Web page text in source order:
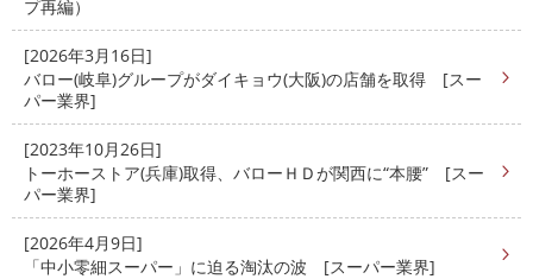
プ再編）
[2026年3月16日]
バロー(岐阜)グループがダイキョウ(大阪)の店舗を取得 [スー
パー業界]
[2023年10月26日]
トーホーストア(兵庫)取得、バローＨＤが関西に“本腰” [スー
パー業界]
[2026年4月9日]
「中小零細スーパー」に迫る淘汰の波 [スーパー業界]